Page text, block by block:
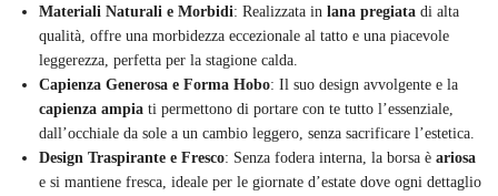
Materiali Naturali e Morbidi: Realizzata in lana pregiata di alta
qualità, offre una morbidezza eccezionale al tatto e una piacevole
leggerezza, perfetta per la stagione calda.
Capienza Generosa e Forma Hobo: Il suo design avvolgente e la
capienza ampia ti permettono di portare con te tutto l’essenziale,
dall’occhiale da sole a un cambio leggero, senza sacrificare l’estetica.
Design Traspirante e Fresco: Senza fodera interna, la borsa è ariosa
e si mantiene fresca, ideale per le giornate d’estate dove ogni dettaglio